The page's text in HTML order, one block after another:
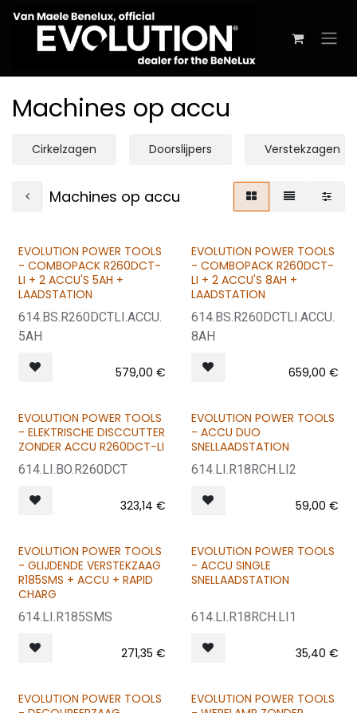
Machines op accu
Cirkelzagen Doorslijpers Verstekzagen
Machines op accu
BUNDLE & SAVE
EVOLUTION POWER TOOLS
- COMBOPACK R260DCT-
LI + 2 ACCU'S 5AH +
LAADSTATION
614.BS.R260DCTLI.ACCU.
5AH
579,00 €
BUNDLE & SAVE
EVOLUTION POWER TOOLS
- COMBOPACK R260DCT-
LI + 2 ACCU'S 8AH +
LAADSTATION
614.BS.R260DCTLI.ACCU.
8AH
659,00 €
NIEUW
EVOLUTION POWER TOOLS
- ELEKTRISCHE DISCCUTTER
ZONDER ACCU R260DCT-LI
614.LI.BO.R260DCT
323,14 €
EVOLUTION POWER TOOLS
- ACCU DUO
SNELLAADSTATION
614.LI.R18RCH.LI2
59,00 €
EVOLUTION POWER TOOLS
- GLIJDENDE VERSTEKZAAG
R185SMS + ACCU + RAPID
CHARG
614.LI.R185SMS
271,35 €
EVOLUTION POWER TOOLS
- ACCU SINGLE
SNELLAADSTATION
614.LI.R18RCH.LI1
35,40 €
EVOLUTION POWER TOOLS
EVOLUTION POWER TOOLS